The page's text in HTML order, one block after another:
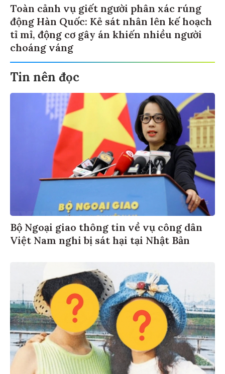
Toàn cảnh vụ giết người phân xác rúng
động Hàn Quốc: Kẻ sát nhân lên kế hoạch
tỉ mỉ, động cơ gây án khiến nhiều người
choáng váng
Tin nên đọc
Bộ Ngoại giao thông tin về vụ công dân
Việt Nam nghi bị sát hại tại Nhật Bản